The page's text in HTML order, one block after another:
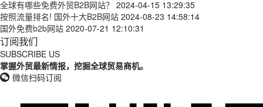
全球有哪些免费外贸B2B网站？ 2024-04-15 13:29:35
按照流量排名! 国外十大B2B网站 2024-08-23 14:58:14
国外免费b2b网站 2020-07-21 12:10:31
订阅我们
SUBSCRIBE US
掌握外贸最新情报，挖掘全球贸易商机。
微信扫码订阅